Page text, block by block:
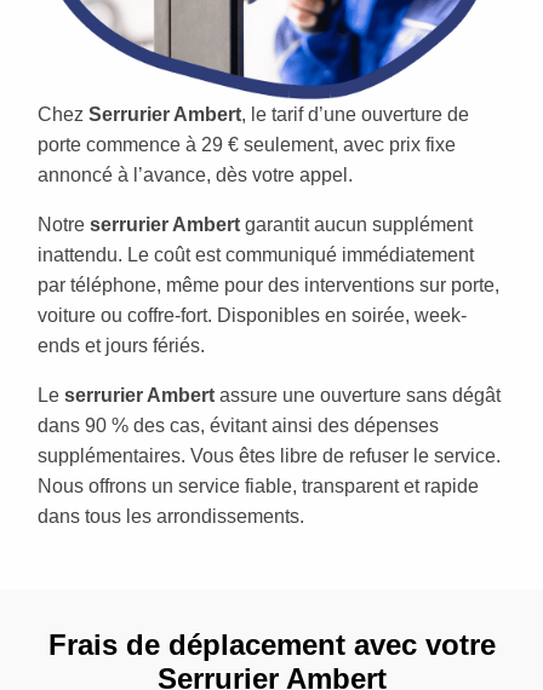
Chez Serrurier Ambert, le tarif d’une ouverture de
porte commence à 29 € seulement, avec prix fixe
annoncé à l’avance, dès votre appel.
Notre serrurier Ambert garantit aucun supplément
inattendu. Le coût est communiqué immédiatement
par téléphone, même pour des interventions sur porte,
voiture ou coffre-fort. Disponibles en soirée, week-
ends et jours fériés.
Le serrurier Ambert assure une ouverture sans dégât
dans 90 % des cas, évitant ainsi des dépenses
supplémentaires. Vous êtes libre de refuser le service.
Nous offrons un service fiable, transparent et rapide
dans tous les arrondissements.
Frais de déplacement avec votre
Serrurier Ambert